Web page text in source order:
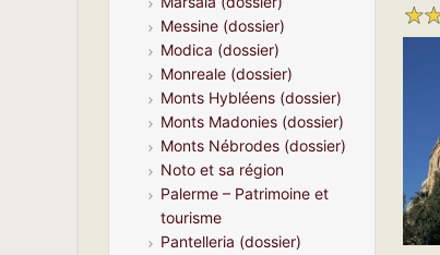
Messine (dossier)
Modica (dossier)
Monreale (dossier)
Monts Hybléens (dossier)
Monts Madonies (dossier)
Monts Nébrodes (dossier)
Noto et sa région
Palerme – Patrimoine et
tourisme
Pantelleria (dossier)